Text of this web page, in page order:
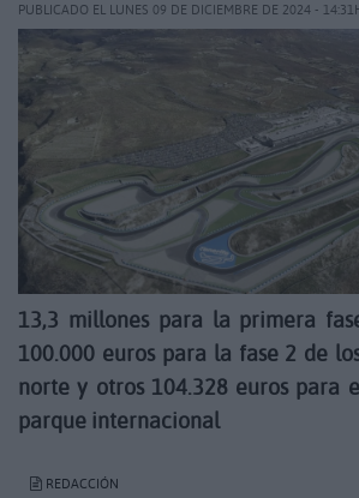
PUBLICADO EL LUNES 09 DE DICIEMBRE DE 2024 -
13,3 millones para la primera
100.000 euros para la fase 2 de
norte y otros 104.328 euros para
parque internacional
REDACCIÓN